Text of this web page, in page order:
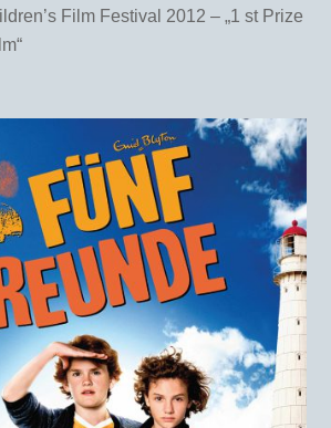
Film Festival 2012 – „1 st Prize